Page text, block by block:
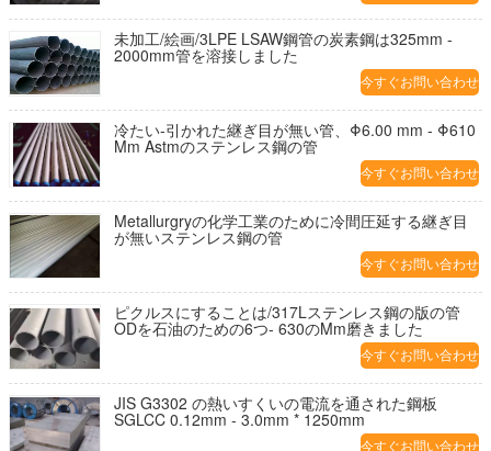
未加工/絵画/3LPE LSAW鋼管の炭素鋼は325mm -
2000mm管を溶接しました
今すぐお問い合わせ
冷たい-引かれた継ぎ目が無い管、Φ6.00 mm - Φ610
Mm Astmのステンレス鋼の管
今すぐお問い合わせ
Metallurgryの化学工業のために冷間圧延する継ぎ目
が無いステンレス鋼の管
今すぐお問い合わせ
ピクルスにすることは/317Lステンレス鋼の版の管
ODを石油のための6つ- 630のMm磨きました
今すぐお問い合わせ
JIS G3302 の熱いすくいの電流を通された鋼板
SGLCC 0.12mm - 3.0mm * 1250mm
今すぐお問い合わせ